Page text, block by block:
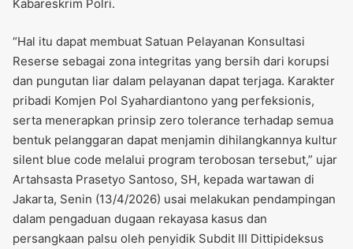
Kabareskrim Polri.
“Hal itu dapat membuat Satuan Pelayanan Konsultasi
Reserse sebagai zona integritas yang bersih dari korupsi
dan pungutan liar dalam pelayanan dapat terjaga. Karakter
pribadi Komjen Pol Syahardiantono yang perfeksionis,
serta menerapkan prinsip zero tolerance terhadap semua
bentuk pelanggaran dapat menjamin dihilangkannya kultur
silent blue code melalui program terobosan tersebut,” ujar
Artahsasta Prasetyo Santoso, SH, kepada wartawan di
Jakarta, Senin (13/4/2026) usai melakukan pendampingan
dalam pengaduan dugaan rekayasa kasus dan
persangkaan palsu oleh penyidik Subdit III Dittipideksus